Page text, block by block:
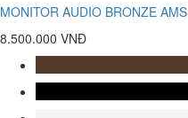
MONITOR AUDIO BRONZE AMS
8.500.000 VNĐ